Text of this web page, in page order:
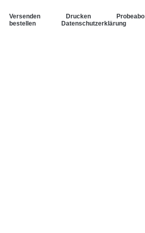
Versenden Drucken
Probeabo
bestellen
Datenschutzerklärung